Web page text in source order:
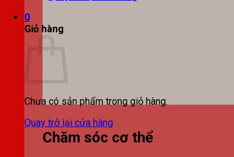
0
Giỏ hàng
Chưa có sản phẩm trong giỏ hàng.
Quay trở lại cửa hàng
Chăm sóc cơ thể